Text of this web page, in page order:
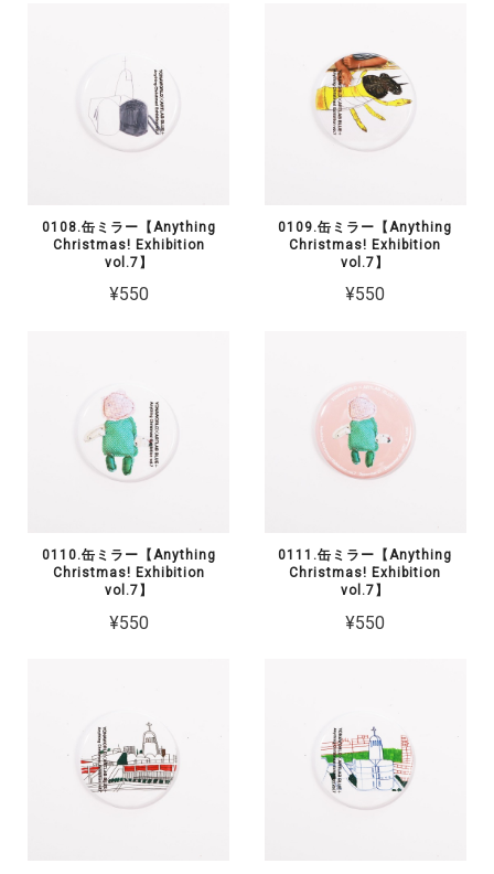
0108.缶ミラー【Anything
Christmas! Exhibition
vol.7】
¥550
0109.缶ミラー【Anything
Christmas! Exhibition
vol.7】
¥550
0110.缶ミラー【Anything
Christmas! Exhibition
vol.7】
¥550
0111.缶ミラー【Anything
Christmas! Exhibition
vol.7】
¥550